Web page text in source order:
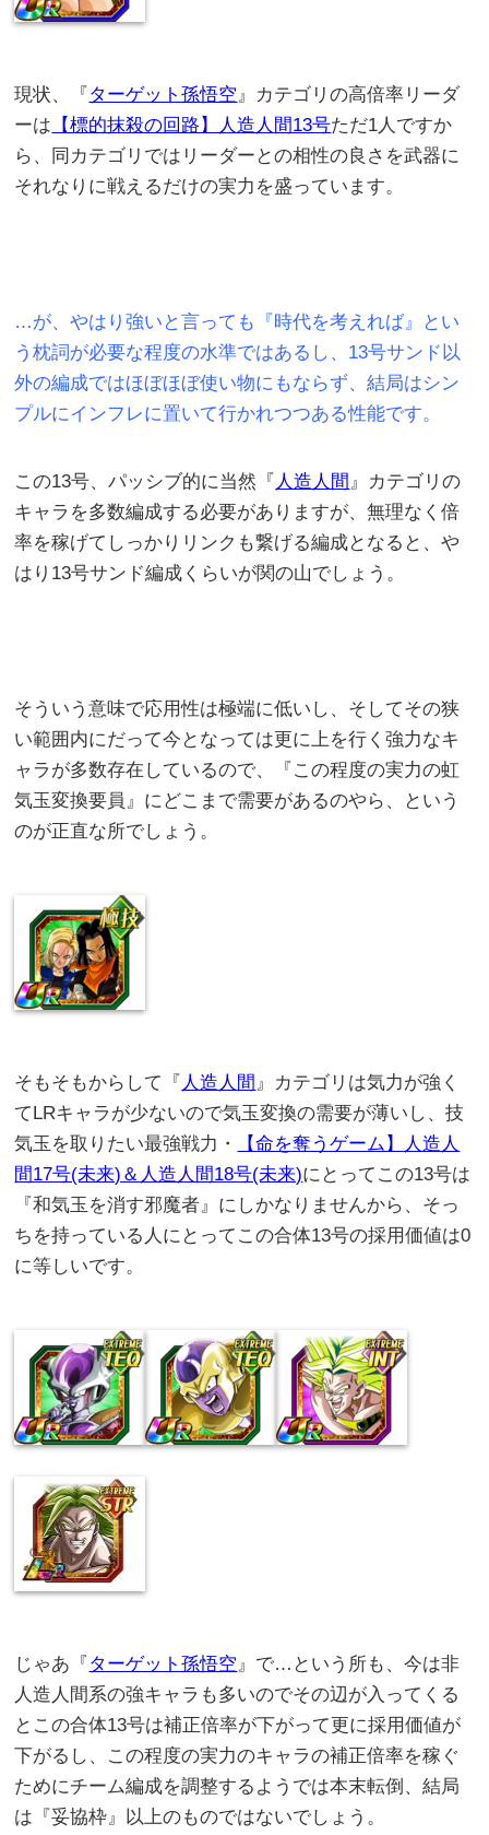
現状、『 ターゲット孫悟空』カテゴリの高倍率リーダ
ーは 【標的抹殺の回路】人造人間13号ただ1人ですか
ら、同カテゴリではリーダーとの相性の良さを武器に
それなりに戦えるだけの実力を盛っています。
…が、やはり強いと言っても『時代を考えれば』とい
う枕詞が必要な程度の水準ではあるし、13号サンド以
外の編成ではほぼほぼ使い物にもならず、結局はシン
プルにインフレに置いて行かれつつある性能です。
この13号、パッシブ的に当然『 人造人間 』カテゴリの
キャラを多数編成する必要がありますが、無理なく倍
率を稼げてしっかりリンクも繋げる編成となると、や
はり13号サンド編成くらいが関の山でしょう。
そういう意味で応用性は極端に低いし、そしてその狭
い範囲内にだって今となっては更に上を行く強力なキ
ャラが多数存在しているので、『この程度の実力の虹
気玉変換要員』にどこまで需要があるのやら、という
のが正直な所でしょう。
そもそもからして『 人造人間 』カテゴリは気力が強く
てLRキャラが少ないので気玉変換の需要が薄いし、技
気玉を取りたい最強戦力・
【命を奪うゲーム】人造人
間17号(未来)＆人造人間18号(未来)にとってこの13号は
『和気玉を消す邪魔者』にしかなりませんから、そっ
ちを持っている人にとってこの合体13号の採用価値は0
に等しいです。
じゃあ『 ターゲット孫悟空』で…という所も、今は非
人造人間系の強キャラも多いのでその辺が入ってくる
とこの合体13号は補正倍率が下がって更に採用価値が
下がるし、この程度の実力のキャラの補正倍率を稼ぐ
ためにチーム編成を調整するようでは本末転倒、結局
は『妥協枠』以上のものではないでしょう。